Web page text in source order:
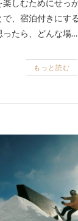
楽しむためにせっ
で、宿泊付きにす
ったら、どんな場…
もっと読む